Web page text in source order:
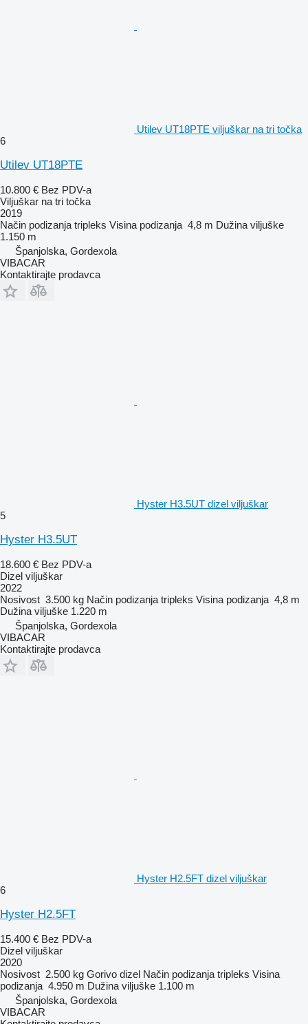
Utilev UT18PTE viljuškar na tri točka
6
Utilev UT18PTE
10.800 € Bez PDV-a
Viljuškar na tri točka
2019
Način podizanja tripleks Visina podizanja 4,8 m Dužina viljuške
1.150 m
Španjolska, Gordexola
VIBACAR
Kontaktirajte prodavca
Hyster H3.5UT dizel viljuškar
5
Hyster H3.5UT
18.600 € Bez PDV-a
Dizel viljuškar
2022
Nosivost 3.500 kg Način podizanja tripleks Visina podizanja 4,8 m
Dužina viljuške 1.220 m
Španjolska, Gordexola
VIBACAR
Kontaktirajte prodavca
Hyster H2.5FT dizel viljuškar
6
Hyster H2.5FT
15.400 € Bez PDV-a
Dizel viljuškar
2020
Nosivost 2.500 kg Gorivo dizel Način podizanja tripleks Visina
podizanja 4.950 m Dužina viljuške 1.100 m
Španjolska, Gordexola
VIBACAR